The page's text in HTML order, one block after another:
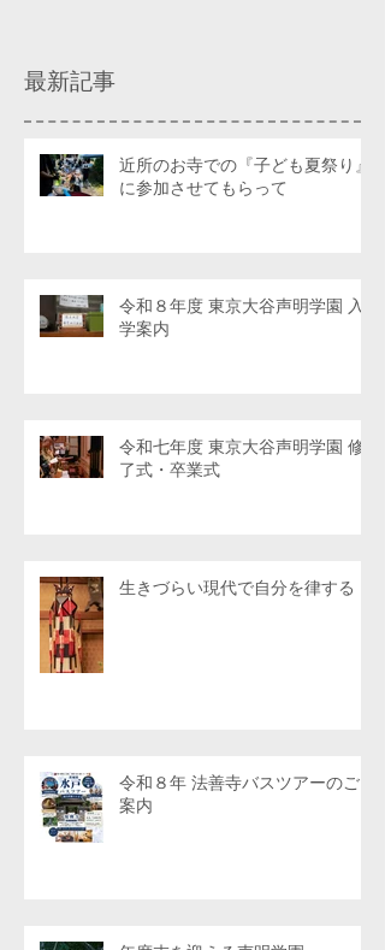
最新記事
近所のお寺での『子ども夏祭り』
に参加させてもらって
令和８年度 東京大谷声明学園 入
学案内
令和七年度 東京大谷声明学園 修
了式・卒業式
生きづらい現代で自分を律する
令和８年 法善寺バスツアーのご
案内